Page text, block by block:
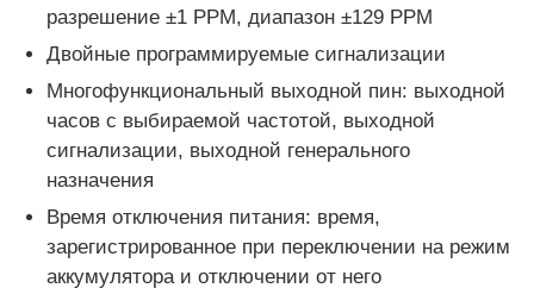
Свяжитесь с нами
Новости
FPGA Field Programmable Gate Array (ФПГА
разрешение ±1 PPM, диапазон ±129 PPM
Двойные программируемые сигнализации
Многофункциональный выходной пин: выходной
часов с выбираемой частотой, выходной
сигнализации, выходной генерального
назначения
Время отключения питания: время,
зарегистрированное при переключении на режим
аккумулятора и отключении от него